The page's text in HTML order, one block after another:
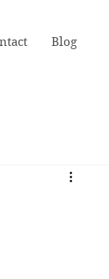
Blog